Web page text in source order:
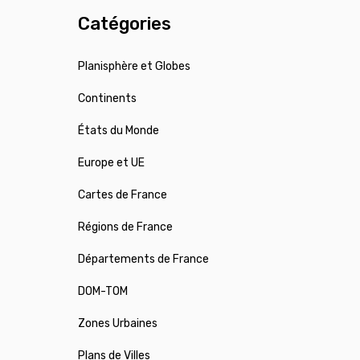
Catégories
Planisphère et Globes
Continents
États du Monde
Europe et UE
Cartes de France
Régions de France
Départements de France
DOM-TOM
Zones Urbaines
Plans de Villes